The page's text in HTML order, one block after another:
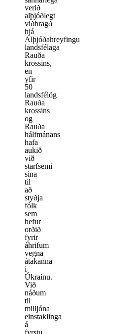
verið
alþjóðlegt
viðbragð
hjá
Alþjóðahreyfingu
landsfélaga
Rauða
krossins,
en
yfir
50
landsfélög
Rauða
krossins
og
Rauða
hálfmánans
hafa
aukið
við
starfsemi
sína
til
að
styðja
fólk
sem
hefur
orðið
fyrir
áhrifum
vegna
átakanna
í
Úkraínu.
Við
náðum
til
milljóna
einstaklinga
á
fyrstu